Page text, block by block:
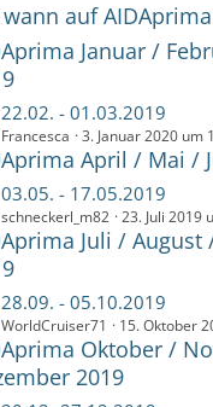
auf
Januar /
22.02. - 01.03.2019
Francesca 3. Januar 2020 um
April / Mai /
03.05. - 17.05.2019
schneckerl_m82 23. Juli 2019
Juli / August
28.09. - 05.10.2019
WorldCruiser71 15. Oktober
Oktober /
2019